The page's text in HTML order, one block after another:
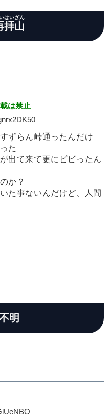
拝山
はいざん
は禁止
ずらん峠通ったんだけ
た
出て来て更にビビったん
か？
た事ないんだけど、人間
明